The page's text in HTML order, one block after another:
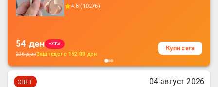
додатоци за заштита на кабли, без
батерија, за мобилни телефони, комплет
4.8 ( 10276)
54 ден
-73%
206денЗаштедете 152.00 ден
Купи сега
СВЕТ
04 август 2026